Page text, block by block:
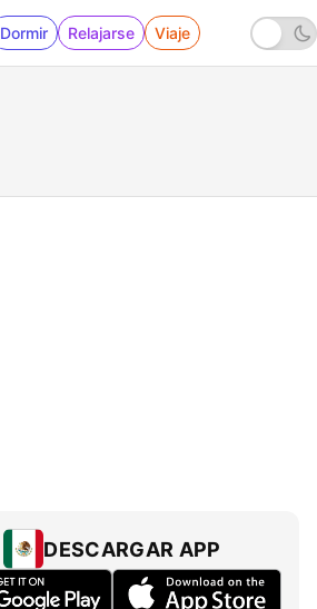
Dormir Relajarse Viaje
DESCARGAR APP